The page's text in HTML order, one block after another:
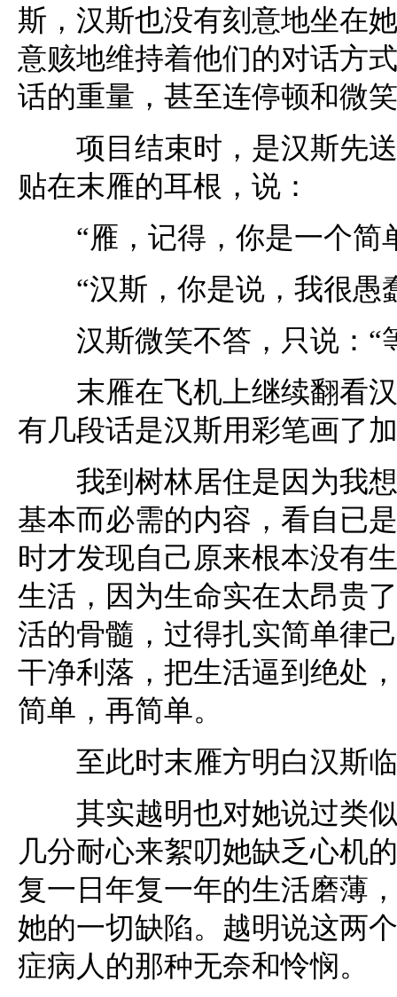
斯，汉斯也没有刻意地坐在
意赅地维持着他们的对话方
话的重量，甚至连停顿和微
项目结束时，是汉斯先送
贴在末雁的耳根，说：
“雁，记得，你是一个简
“汉斯，你是说，我很愚
汉斯微笑不答，只说：“
末雁在飞机上继续翻看汉
有几段话是汉斯用彩笔画了
我到树林居住是因为我想
基本而必需的内容，看自已
时才发现自己原来根本没有
生活，因为生命实在太昂贵
活的骨髓，过得扎实简单律
干净利落，把生活逼到绝处
简单，再简单。
至此时末雁方明白汉斯临
其实越明也对她说过类似
几分耐心来絮叨她缺乏心机
复一日年复一年的生活磨薄
她的一切缺陷。越明说这两
症病人的那种无奈和怜悯。